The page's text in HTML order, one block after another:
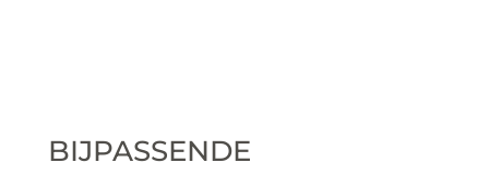
BIJPASSENDE